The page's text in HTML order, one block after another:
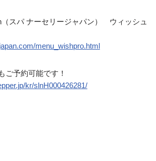
（スパ ナーセリージャパン） ウィッシュ
menu_wishpro.html
ご予約可能です！
kr/slnH000426281/